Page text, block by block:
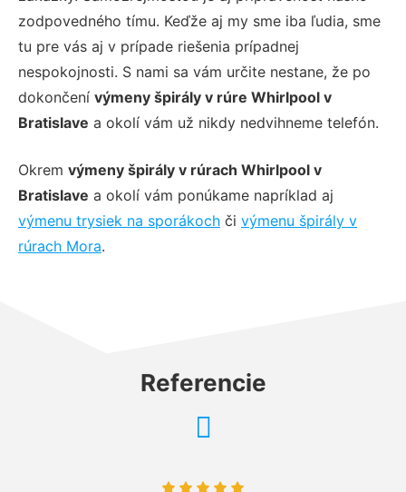
zodpovedného tímu. Keďže aj my sme iba ľudia, sme
tu pre vás aj v prípade riešenia prípadnej
nespokojnosti. S nami sa vám určite nestane, že po
dokončení výmeny špirály v rúre Whirlpool v
Bratislave a okolí vám už nikdy nedvihneme telefón.
Okrem výmeny špirály v rúrach Whirlpool v
Bratislave a okolí vám ponúkame napríklad aj
výmenu trysiek na sporákoch či výmenu špirály v
rúrach Mora.
Referencie